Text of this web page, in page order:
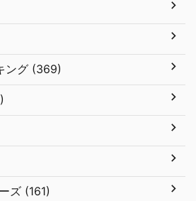
ング (369)
ズ (161)